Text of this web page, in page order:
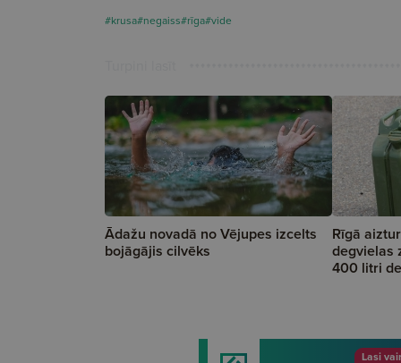
#krusa#negaiss#rīga#vide
Ādažu novadā no Vējupes izcelts
bojāgājis cilvēks
Rīgā
degvielas
400 litri